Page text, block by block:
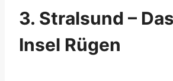
3. Stralsund –
Insel Rügen